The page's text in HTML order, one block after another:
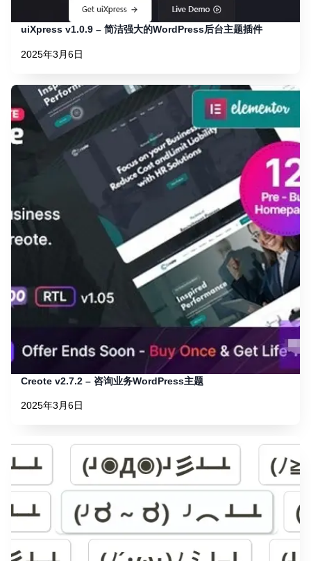
uiXpress v1.0.9 – 简洁强大的WordPress后台主题插件
2025年3月6日
Creote v2.7.2 – 咨询业务WordPress主题
2025年3月6日